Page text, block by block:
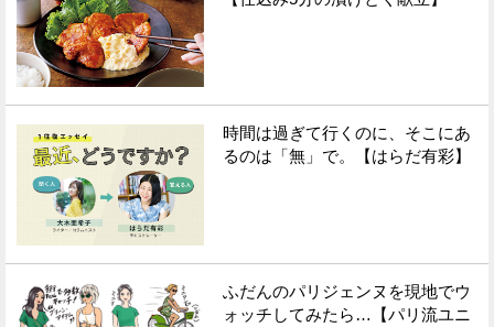
時間は過ぎて行くのに、そこにあ
るのは「無」で。【はらだ有彩】
ふだんのパリジェンヌを現地でウ
ォッチしてみたら…【パリ流ユニ